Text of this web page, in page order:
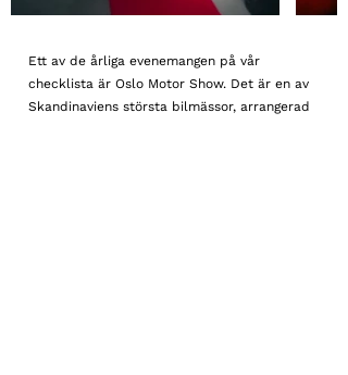
Ett av de årliga evenemangen på vår
checklista är Oslo Motor Show. Det är en av
Skandinaviens största bilmässor, arrangerad